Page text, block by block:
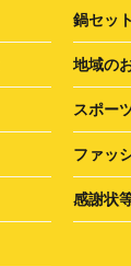
鍋セット
地域の
スポー
ファッ
感謝状